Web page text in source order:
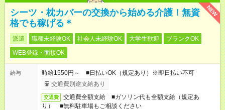
NEW
シーツ・枕カバーの交換から始める介護！無資
格でも稼げる＊
派遣 職種未経験OK 社会人未経験OK 大学生歓迎
ブランクOK
WEB登録・面接OK
給与
時給1550円～ ■日払いOK（規定あり）※即日払い不可
交通費別途支給あり
交通費
交通費全額支給 ■ガソリン代も全額支給（規定あ
り） ■無料駐車場もご相談ください